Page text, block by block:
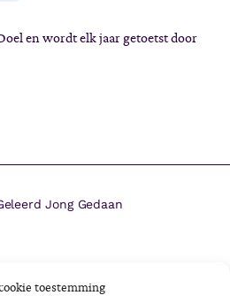
toestemming
en wordt elk jaar getoetst door
Jong Gedaan